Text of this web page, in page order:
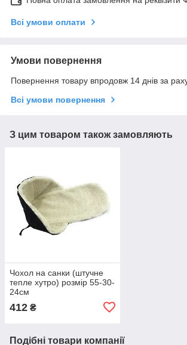
Всі умови оплати
Умови повернення
Повернення товару впродовж 14 днів за
Всі умови повернення
З цим товаром також замовляють
Чохол на санки (штучне
тепле хутро) розмір 55-30-
24см
412 ₴
Подібні товари компанії